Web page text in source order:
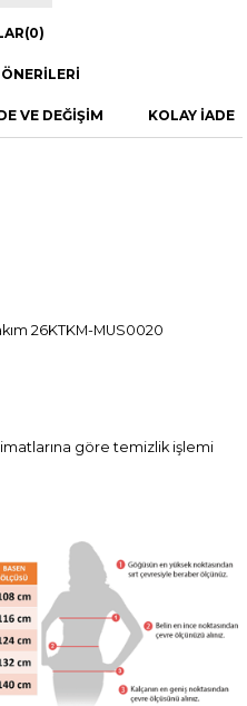
(0)
VE DEĞİŞİM KOLAY İADE
26KTKM-MUS0020
göre temizlik işlemi